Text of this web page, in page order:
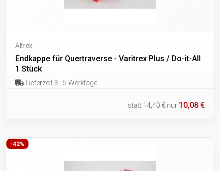
Altrex
Endkappe für Quertraverse - Varitrex Plus / Do-it-All
1 Stück
Lieferzeit 3 - 5 Werktage
statt14,40 € nur 10,08 €
-42%